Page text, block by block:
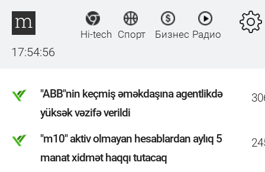
17:54:57
Hi-tech Спорт Бизнес Радио
"ABB"nin keçmiş əməkdaşına agentlikdə
yüksək vəzifə verildi
"m10" aktiv olmayan hesablardan aylıq 5
manat xidmət haqqı tutacaq